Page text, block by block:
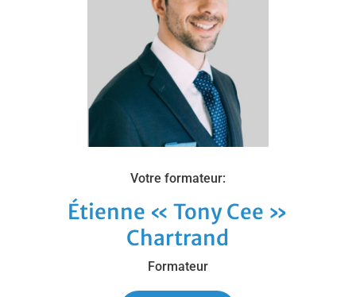
Votre formateur:
Étienne « Tony Cee »
Chartrand
Formateur